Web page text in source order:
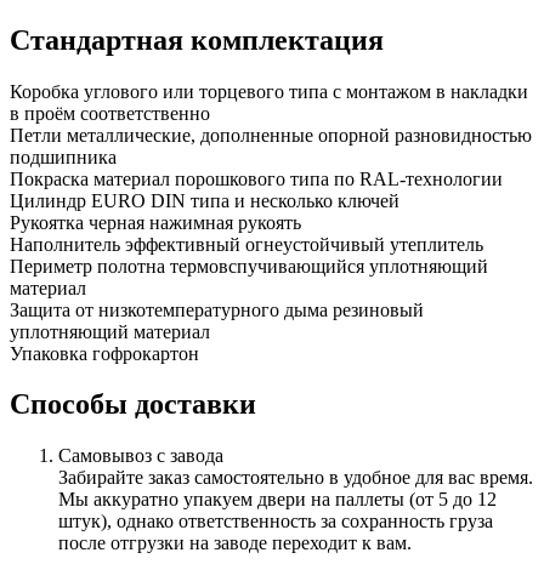
Стандартная комплектация
Коробка углового или торцевого типа с монтажом в накладки
в проём соответственно
Петли металлические, дополненные опорной разновидностью
подшипника
Покраска материал порошкового типа по RAL-технологии
Цилиндр EURO DIN типа и несколько ключей
Рукоятка черная нажимная рукоять
Наполнитель эффективный огнеустойчивый утеплитель
Периметр полотна термовспучивающийся уплотняющий
материал
Защита от низкотемпературного дыма резиновый
уплотняющий материал
Упаковка гофрокартон
Способы доставки
Самовывоз с завода
Забирайте заказ самостоятельно в удобное для вас время.
Мы аккуратно упакуем двери на паллеты (от 5 до 12
штук), однако ответственность за сохранность груза
после отгрузки на заводе переходит к вам.